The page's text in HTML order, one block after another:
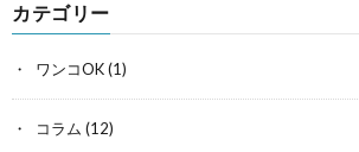
カテゴリー
ワンコOK(1)
コラム (12)